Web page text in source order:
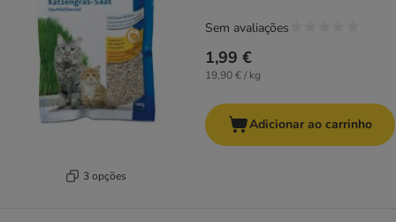
3 opções
1,99 €
19,90 € / kg
Sem avaliações
Adicionar ao carrinho